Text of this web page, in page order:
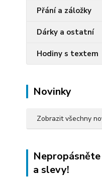
Přání a záložky
Dárky a ostatní
Hodiny s textem
Novinky
Zobrazit všechny
a slevy!